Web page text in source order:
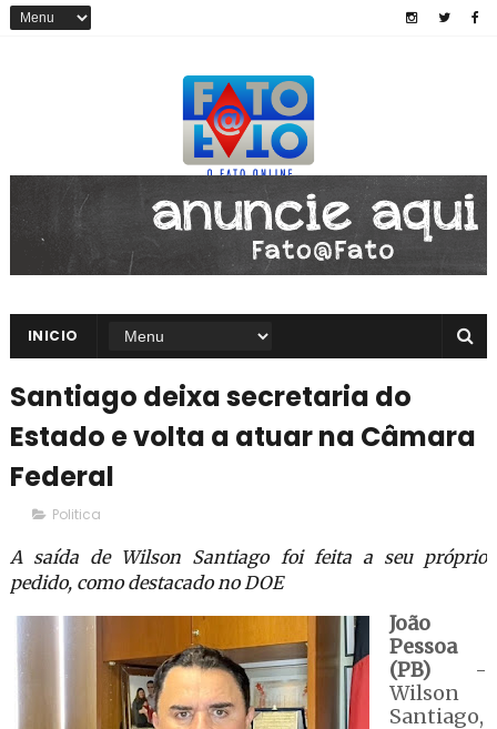
INICIO
Santiago deixa secretaria do
Estado e volta a atuar na Câmara
Federal
Politica
A saída de Wilson Santiago foi feita a seu próprio
pedido, como destacado no DOE
João
Pessoa
(PB)-
Wilson
Santiago,